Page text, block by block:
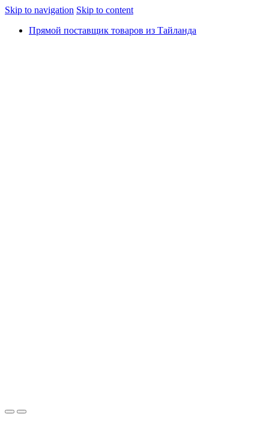
Skip to navigation Skip to content
Прямой поставщик товаров из Тайланда